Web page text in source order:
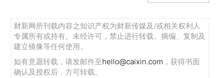
财新网所刊载内容之知识产权为财新传媒及/或相关权利人
专属所有或持有。未经许可，禁止进行转载、摘编、复制及
建立镜像等任何使用。
如有意愿转载，请发邮件至hello@caixin.com ，获得书面
确认及授权后，方可转载。